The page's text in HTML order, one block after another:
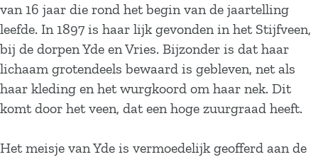
van 16 jaar die rond het begin van de jaartelling
leefde. In 1897 is haar lijk gevonden in het Stijfveen,
bij de dorpen Yde en Vries. Bijzonder is dat haar
lichaam grotendeels bewaard is gebleven, net als
haar kleding en het wurgkoord om haar nek. Dit
komt door het veen, dat een hoge zuurgraad heeft.
Het meisje van Yde is vermoedelijk geofferd aan de